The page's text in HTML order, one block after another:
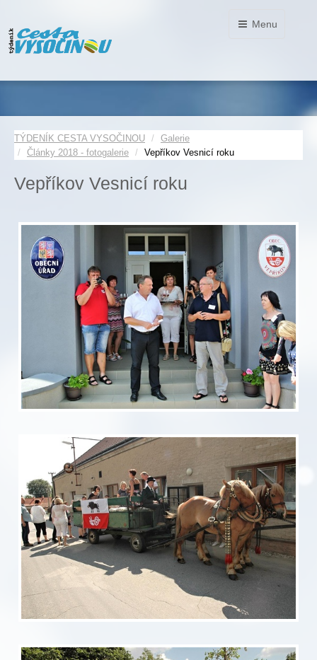
Menu
TÝDENÍK CESTA VYSOČINOU
Galerie
Články 2018 - fotogalerie
Vepříkov Vesnicí roku
Vepříkov Vesnicí roku